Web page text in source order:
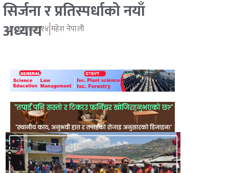
सिर्जना र प्रतिस्पर्धाको नयाँ
अध्याय
२०८३ असार १४ महेश नेपाली